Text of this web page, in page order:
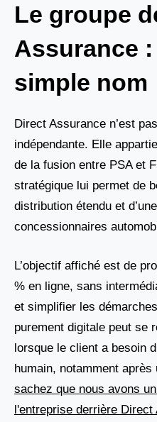
Le groupe
Assurance :
simple nom
Direct Assurance n’est
indépendante. Elle
de la fusion entre PSA et
stratégique lui permet de
distribution étendu et
concessionnaires
L’objectif affiché est de
% en ligne, sans
et simplifier les
purement digitale peut se
lorsque le client a besoin
humain, notamment
sachez que nous avons
l'entreprise derrière Direct